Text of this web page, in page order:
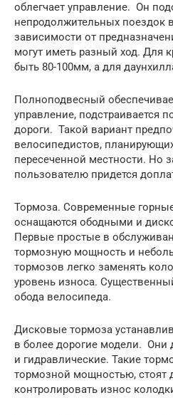
облегчает управление. Он
непродолжительных поездок
зависимости от
могут иметь разный ход. Для
быть 80-100мм, а для
Полноподвесный
управление, подстраивается
дороги. Такой вариант
велосипедистов,
пересеченной местности. Но
пользователю придется
Тормоза. Современные
оснащаются ободными и
Первые простые в
тормозную мощность и
тормозов легко заменять
уровень износа.
обода велосипеда.
Дисковые тормоза
в более дорогие модели. Они
и гидравлические. Такие
тормозной мощностью,
контролировать износ